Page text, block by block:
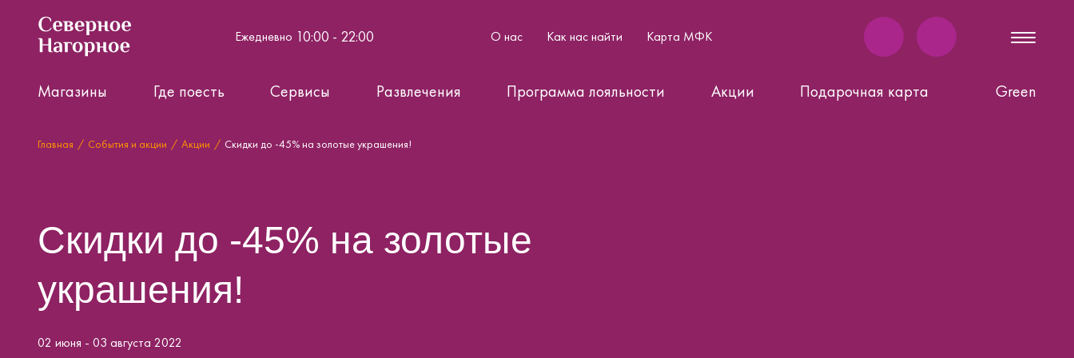
Ежедневно 10:00 - 22:00 О нас Как нас найти Карта МФК
Магазины Где поесть Сервисы Развлечения Программа лояльности Акции Подарочная карта Green
Главная События и акции Акции Скидки до -45% на золотые украшения!
Скидки до -45% на золотые
украшения!
02 июня - 03 августа 2022